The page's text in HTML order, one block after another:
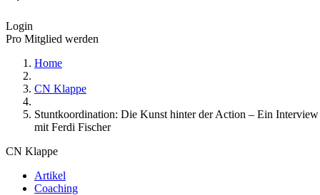
Login
Pro Mitglied werden
Home
CN Klappe
Stuntkoordination: Die Kunst hinter der Action – Ein Interview
mit Ferdi Fischer
CN Klappe
Artikel
Coaching